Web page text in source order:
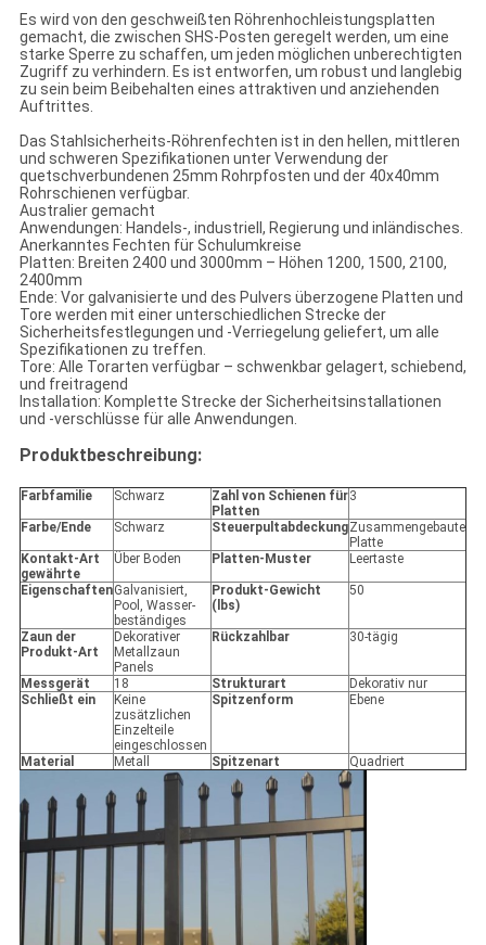
Es wird von den geschweißten Röhrenhochleistungsplatten
gemacht, die zwischen SHS-Posten geregelt werden, um eine
starke Sperre zu schaffen, um jeden möglichen unberechtigten
Zugriff zu verhindern. Es ist entworfen, um robust und langlebig
zu sein beim Beibehalten eines attraktiven und anziehenden
Auftrittes.
Das Stahlsicherheits-Röhrenfechten ist in den hellen, mittleren
und schweren Spezifikationen unter Verwendung der
quetschverbundenen 25mm Rohrpfosten und der 40x40mm
Rohrschienen verfügbar.
Australier gemacht
Anwendungen: Handels-, industriell, Regierung und inländisches.
Anerkanntes Fechten für Schulumkreise
Platten: Breiten 2400 und 3000mm – Höhen 1200, 1500, 2100,
2400mm
Ende: Vor galvanisierte und des Pulvers überzogene Platten und
Tore werden mit einer unterschiedlichen Strecke der
Sicherheitsfestlegungen und -Verriegelung geliefert, um alle
Spezifikationen zu treffen.
Tore: Alle Torarten verfügbar – schwenkbar gelagert, schiebend,
und freitragend
Installation: Komplette Strecke der Sicherheitsinstallationen
und -verschlüsse für alle Anwendungen.
Produktbeschreibung:
Farbfamilie Schwarz
Zahl von Schienen für
Platten
3
Farbe/Ende Schwarz SteuerpultabdeckungZusammengebaute
Platte
Kontakt-Art
gewährte
Über Boden Platten-Muster Leertaste
EigenschaftenGalvanisiert,
Pool, Wasser-
beständiges
Produkt-Gewicht
(lbs)
50
Zaun der
Produkt-Art
Dekorativer
Metallzaun
Panels
Rückzahlbar 30-tägig
Messgerät 18 Strukturart
Dekorativ nur
Schließt ein
Keine
zusätzlichen
Einzelteile
eingeschlossen
Spitzenform Ebene
Material Metall Spitzenart Quadriert